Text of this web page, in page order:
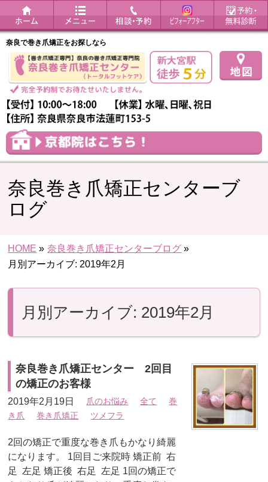
奈良で巻き爪矯正をお探しなら
奈良巻き爪矯正センターブ
ログ
HOME » 奈良巻き爪矯正センターブログ »
月別アーカイブ: 2019年2月
月別アーカイブ: 2019年2月
奈良巻き爪矯正センター 2回目
の矯正のお客様
2019年2月19日 爪のお悩み 全て
巻
き爪
巻き爪矯正 ツメフラ
2回の矯正で重度な巻き爪もかなり綺麗
になります。 1回目ご来院時 矯正前 右
足 左足 矯正後 右足 左足 1回の矯正で